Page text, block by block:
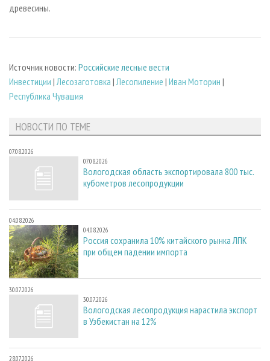
древесины.
Источник новости: Российские лесные вести
Инвестиции |Лесозаготовка |Лесопиление | Иван Моторин |
Республика Чувашия
НОВОСТИ ПО ТЕМЕ
07.08.2026
07.08.2026
Вологодская область экспортировала 800 тыс.
кубометров лесопродукции
04.08.2026
04.08.2026
Россия сохранила 10% китайского рынка ЛПК
при общем падении импорта
30.07.2026
30.07.2026
Вологодская лесопродукция нарастила экспорт
в Узбекистан на 12%
28.07.2026